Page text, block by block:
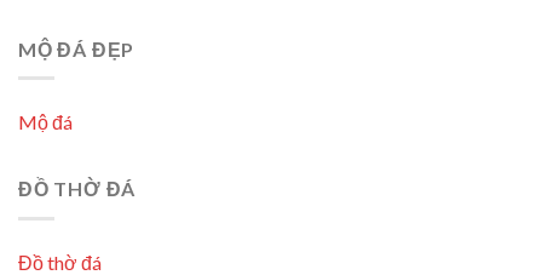
MỘ ĐÁ ĐẸP
Mộ đá
ĐỒ THỜ ĐÁ
Đồ thờ đá